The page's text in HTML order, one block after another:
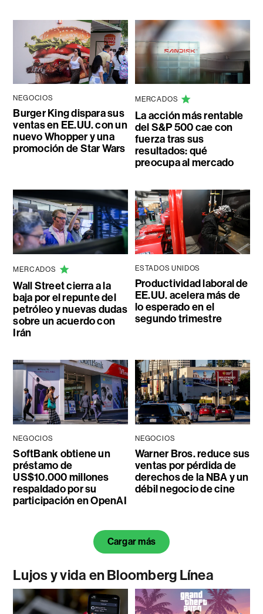
NEGOCIOS
Burger King dispara sus
ventas en EE.UU. con un
nuevo Whopper y una
promoción de Star Wars
MERCADOS
La acción más rentable
del S&P 500 cae con
fuerza tras sus
resultados: qué
preocupa al mercado
MERCADOS
Wall Street cierra a la
baja por el repunte del
petróleo y nuevas dudas
sobre un acuerdo con
Irán
ESTADOS UNIDOS
Productividad laboral de
EE.UU. acelera más de
lo esperado en el
segundo trimestre
NEGOCIOS
SoftBank obtiene un
préstamo de
US$10.000 millones
respaldado por su
participación en OpenAI
NEGOCIOS
Warner Bros. reduce sus
ventas por pérdida de
derechos de la NBA y un
débil negocio de cine
Cargar más
Lujos y vida en Bloomberg Línea